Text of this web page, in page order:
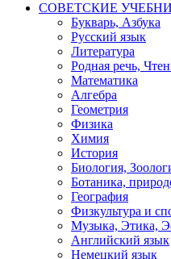
СОВЕТСКИЕ
Букварь, Азбука
Русский язык
Литература
Родная речь,
Математика
Алгебра
Геометрия
Физика
Химия
История
Биология,
Ботаника,
География
Физкультура и
Музыка, Этика,
Английский язык
Немецкий язык